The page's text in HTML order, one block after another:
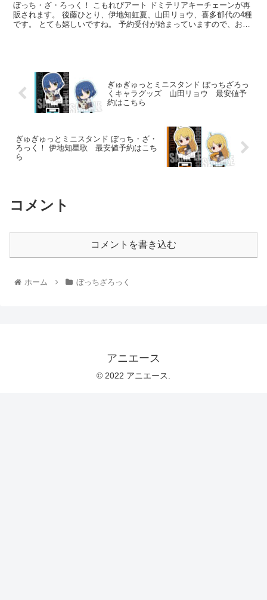
ぼっち・ざ・ろっく！ こもれびアート ドミテリアキーチェーンが再
販されます。 後藤ひとり、伊地知虹夏、山田リョウ、喜多郁代の4種
です。 とても嬉しいですね。 予約受付が始まっていますので、お知
ぎゅぎゅっとミニスタンド ぼっちざろっ
くキャラグッズ 山田リョウ 最安値予
約はこちら
ぎゅぎゅっとミニスタンド ぼっち・ざ・
ろっく！ 伊地知星歌 最安値予約はこち
ら
コメント
コメントを書き込む
ホーム ぼっちざろっく
アニエース
© 2022 アニエース.